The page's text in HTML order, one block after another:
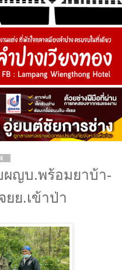
ผญบ.พร้อมยาบ้า-
ย.เข้าป่า